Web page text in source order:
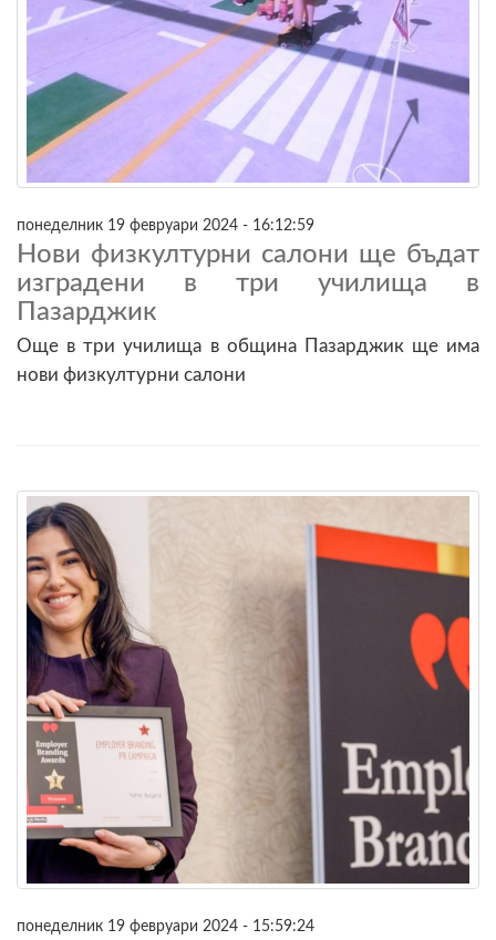
понеделник 19 февруари 2024 - 16:12:59
Нови физкултурни салони ще бъдат
изградени в три училища в
Пазарджик
Още в три училища в община Пазарджик ще има
нови физкултурни салони
понеделник 19 февруари 2024 - 15:59:24